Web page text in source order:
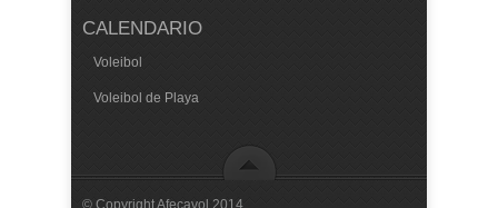
CALENDARIO
Voleibol
Voleibol de Playa
© Copyright Afecavol 2014